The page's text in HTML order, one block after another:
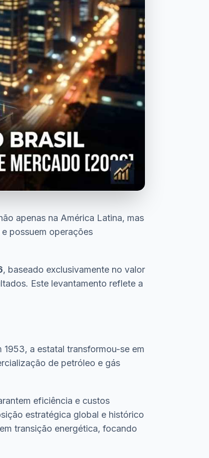
apenas na América Latina, mas
possuem operações
, baseado exclusivamente no valor
Este levantamento reflete a
a estatal transformou-se em
de petróleo e gás
eficiência e custos
estratégica global e histórico
transição energética, focando